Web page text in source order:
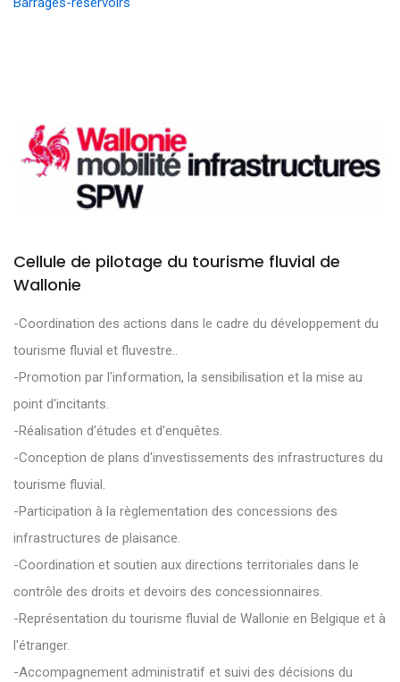
Cellule de pilotage du tourisme fluvial de
Wallonie
-Coordination des actions dans le cadre du développement du
tourisme fluvial et fluvestre..
-Promotion par l'information, la sensibilisation et la mise au
point d'incitants.
-Réalisation d'études et d'enquêtes.
-Conception de plans d'investissements des infrastructures du
tourisme fluvial.
-Participation à la règlementation des concessions des
infrastructures de plaisance.
-Coordination et soutien aux directions territoriales dans le
contrôle des droits et devoirs des concessionnaires.
-Représentation du tourisme fluvial de Wallonie en Belgique et à
l'étranger.
-Accompagnement administratif et suivi des décisions du